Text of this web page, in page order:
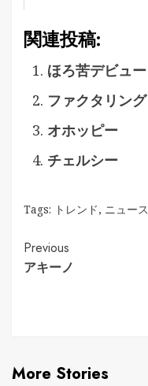
関連投稿:
ほろ苦デビュー
ファクタリング
オホッピー
チェルシー
Tags: トレンド, ニュース
Continue
Reading
Previous
アキーノ
More Stories